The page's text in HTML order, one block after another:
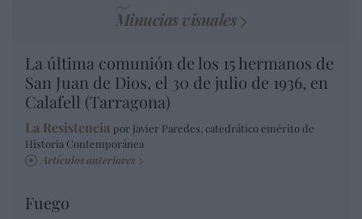
Minucias visuales
La última comunión de los 15 hermanos de
San Juan de Dios, el 30 de julio de 1936, en
Calafell (Tarragona)
La Resistencia por Javier Paredes, catedrático emérito de
Historia Contemporánea
Artículos anteriores
Fuego